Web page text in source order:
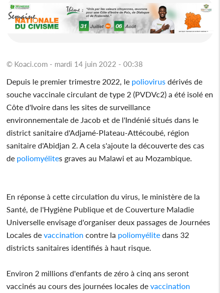
© Koaci.com - mardi 14 juin 2022 - 00:38
Depuis le premier trimestre 2022, le poliovirus dérivés de
souche vaccinale circulant de type 2 (PVDVc2) a été isolé en
Côte d'Ivoire dans les sites de surveillance
environnementale de Jacob et de l'Indénié situés dans le
district sanitaire d'Adjamé-Plateau-Attécoubé, région
sanitaire d'Abidjan 2. A cela s'ajoute la découverte des cas
de poliomyélites graves au Malawi et au Mozambique.
En réponse à cette circulation du virus, le ministère de la
Santé, de l'Hygiène Publique et de Couverture Maladie
Universelle envisage d'organiser deux passages de Journées
Locales devaccination contre la poliomyélite dans 32
districts sanitaires identifiés à haut risque.
Environ 2 millions d'enfants de zéro à cinq ans seront
vaccinés au cours des journées locales devaccination